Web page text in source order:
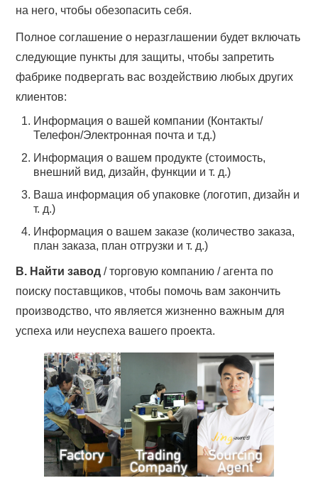
на него, чтобы обезопасить себя.
Полное соглашение о неразглашении будет включать
следующие пункты для защиты, чтобы запретить
фабрике подвергать вас воздействию любых других
клиентов:
Информация о вашей компании (Контакты/
Телефон/Электронная почта и т.д.)
Информация о вашем продукте (стоимость,
внешний вид, дизайн, функции и т. д.)
Ваша информация об упаковке (логотип, дизайн и
т. д.)
Информация о вашем заказе (количество заказа,
план заказа, план отгрузки и т. д.)
B. Найти завод / торговую компанию / агента по
поиску поставщиков, чтобы помочь вам закончить
производство, что является жизненно важным для
успеха или неуспеха вашего проекта.